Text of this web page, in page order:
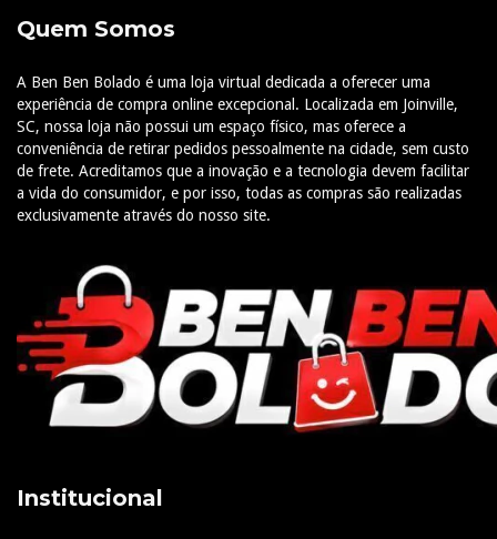
Quem Somos
A Ben Ben Bolado é uma loja virtual dedicada a oferecer uma
experiência de compra online excepcional. Localizada em Joinville,
SC, nossa loja não possui um espaço físico, mas oferece a
conveniência de retirar pedidos pessoalmente na cidade, sem custo
de frete. Acreditamos que a inovação e a tecnologia devem facilitar
a vida do consumidor, e por isso, todas as compras são realizadas
exclusivamente através do nosso site.
Institucional